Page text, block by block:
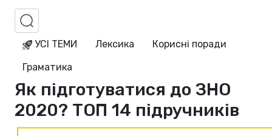
УСІ ТЕМИ Лексика
Корисні поради
Граматика
Як підготуватися до ЗНО
2020? ТОП 14 підручників